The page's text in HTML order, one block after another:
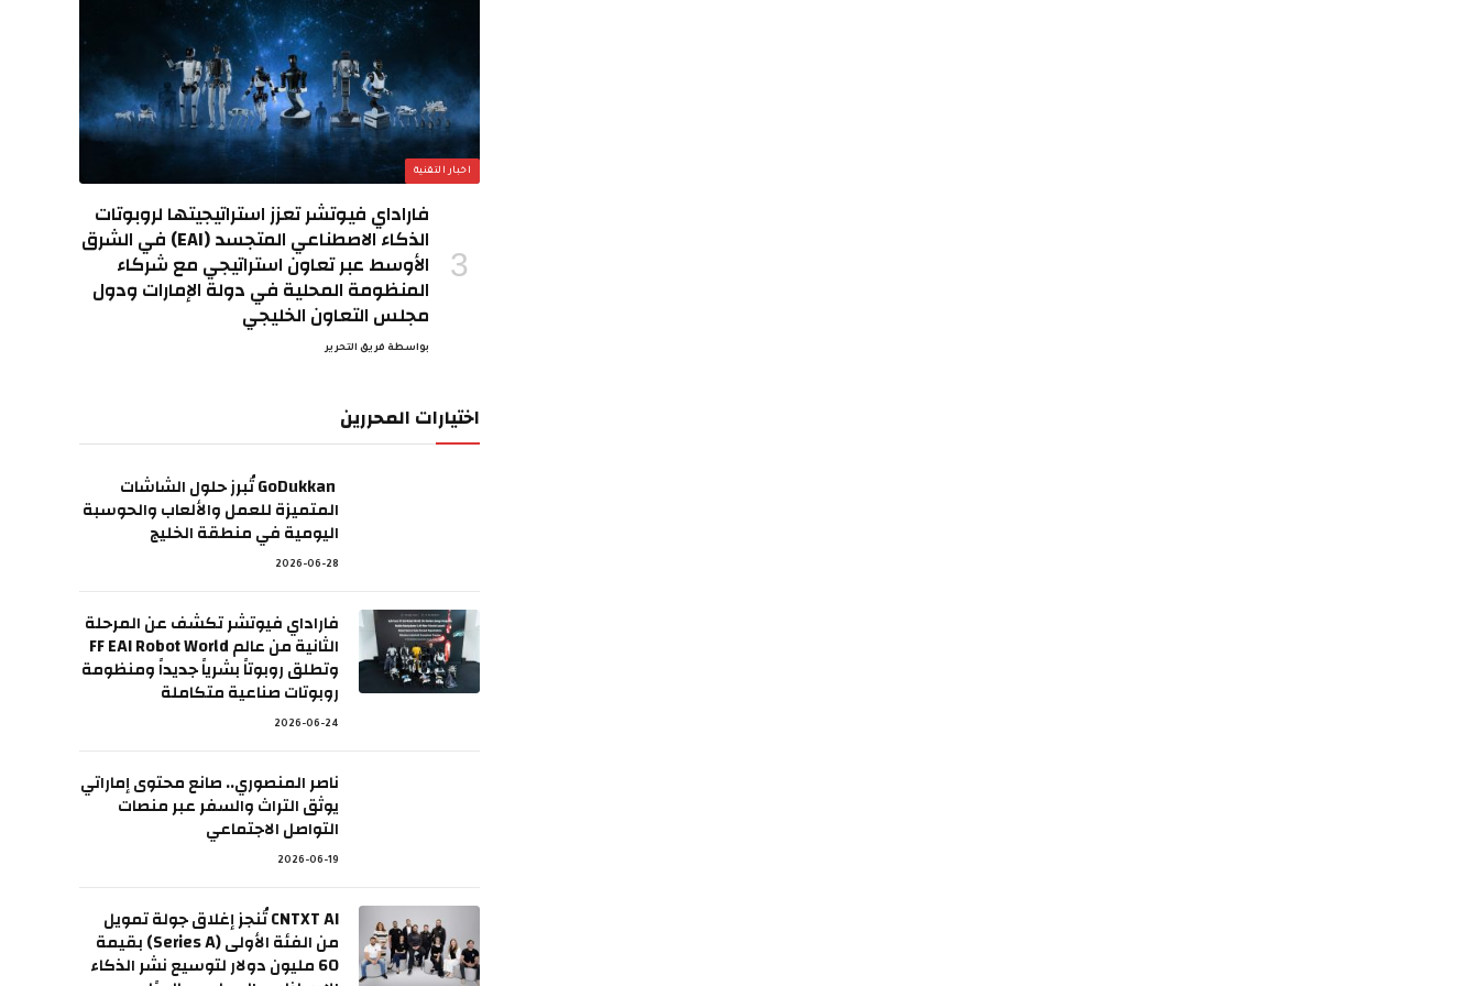
اخبار التقنية
فاراداي فيوتشر تعزز استراتيجيتها لروبوتات
الذكاء الاصطناعي المتجسد (EAI) في الشرق
الأوسط عبر تعاون استراتيجي مع شركاء
المنظومة المحلية في دولة الإمارات ودول
مجلس التعاون الخليجي
بواسطة فريق التحرير
اختيارات المحررين
GoDukkan تُبرز حلول الشاشات
المتميزة للعمل والألعاب والحوسبة
اليومية في منطقة الخليج
2026-06-28
فاراداي فيوتشر تكشف عن المرحلة
الثانية من عالم FF EAI Robot World
وتطلق روبوتاً بشرياً جديداً ومنظومة
روبوتات صناعية متكاملة
2026-06-24
ناصر المنصوري.. صانع محتوى إماراتي
يوثق التراث والسفر عبر منصات
التواصل الاجتماعي
2026-06-19
CNTXT AI تُنجز إغلاق جولة تمويل
من الفئة الأولى (Series A) بقيمة
60 مليون دولار لتوسيع نشر الذكاء